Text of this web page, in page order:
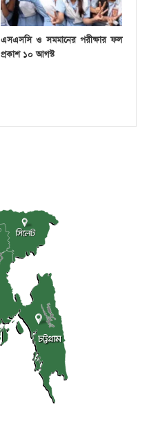
এসএসসি ও সমমানের পরীক্ষার ফল
প্রকাশ ১০ আগস্ট